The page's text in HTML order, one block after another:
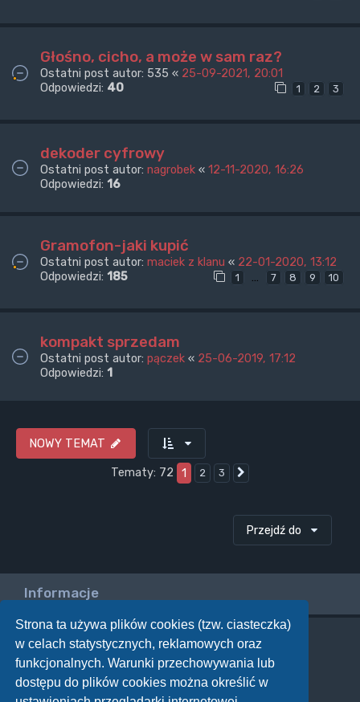
Strona ta używa plików cookies (tzw. ciasteczka)
w celach statystycznych, reklamowych oraz
funkcjonalnych. Warunki przechowywania lub
dostępu do plików cookies można określić w
Głośno, cicho, a może w sam raz?
Ostatni post autor: 535 « 25-09-2021, 20:01
Odpowiedzi: 40 1 2 3
dekoder cyfrowy
Ostatni post autor: nagrobek « 12-11-2020, 16:26
Odpowiedzi: 16
Gramofon-jaki kupić
Ostatni post autor: maciek z klanu « 22-01-2020, 13:12
Odpowiedzi: 185 1 … 7 8 9 10
kompakt sprzedam
Ostatni post autor: pączek « 25-06-2019, 17:12
Odpowiedzi: 1
NOWY TEMAT
Tematy: 72
1 2 3
Przejdź do
Informacje
Twoje uprawnienia na tym forum
Nie możesztworzyć nowych tematów
Nie możeszodpowiadać w tematach